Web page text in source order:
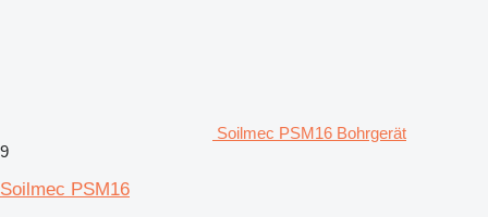
Soilmec PSM16 Bohrgerät
9
Soilmec PSM16